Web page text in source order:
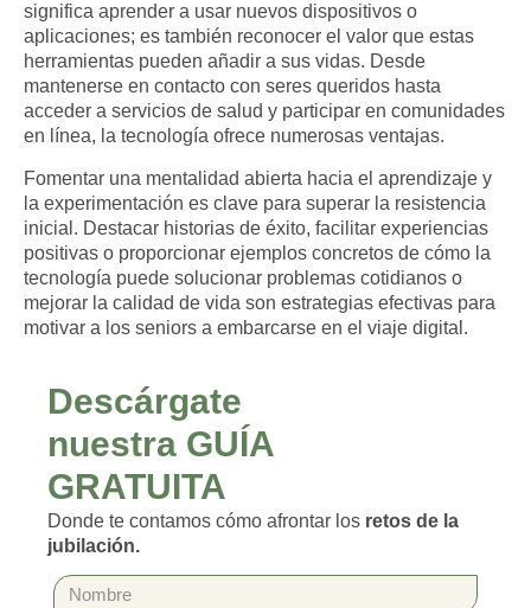
significa aprender a usar nuevos dispositivos o
aplicaciones; es también reconocer el valor que estas
herramientas pueden añadir a sus vidas. Desde
mantenerse en contacto con seres queridos hasta
acceder a servicios de salud y participar en comunidades
en línea, la tecnología ofrece numerosas ventajas.
Fomentar una mentalidad abierta hacia el aprendizaje y
la experimentación es clave para superar la resistencia
inicial. Destacar historias de éxito, facilitar experiencias
positivas o proporcionar ejemplos concretos de cómo la
tecnología puede solucionar problemas cotidianos o
mejorar la calidad de vida son estrategias efectivas para
motivar a los seniors a embarcarse en el viaje digital.
Descárgate
nuestra GUÍA
GRATUITA
Donde te contamos cómo afrontar los retos de la
jubilación.